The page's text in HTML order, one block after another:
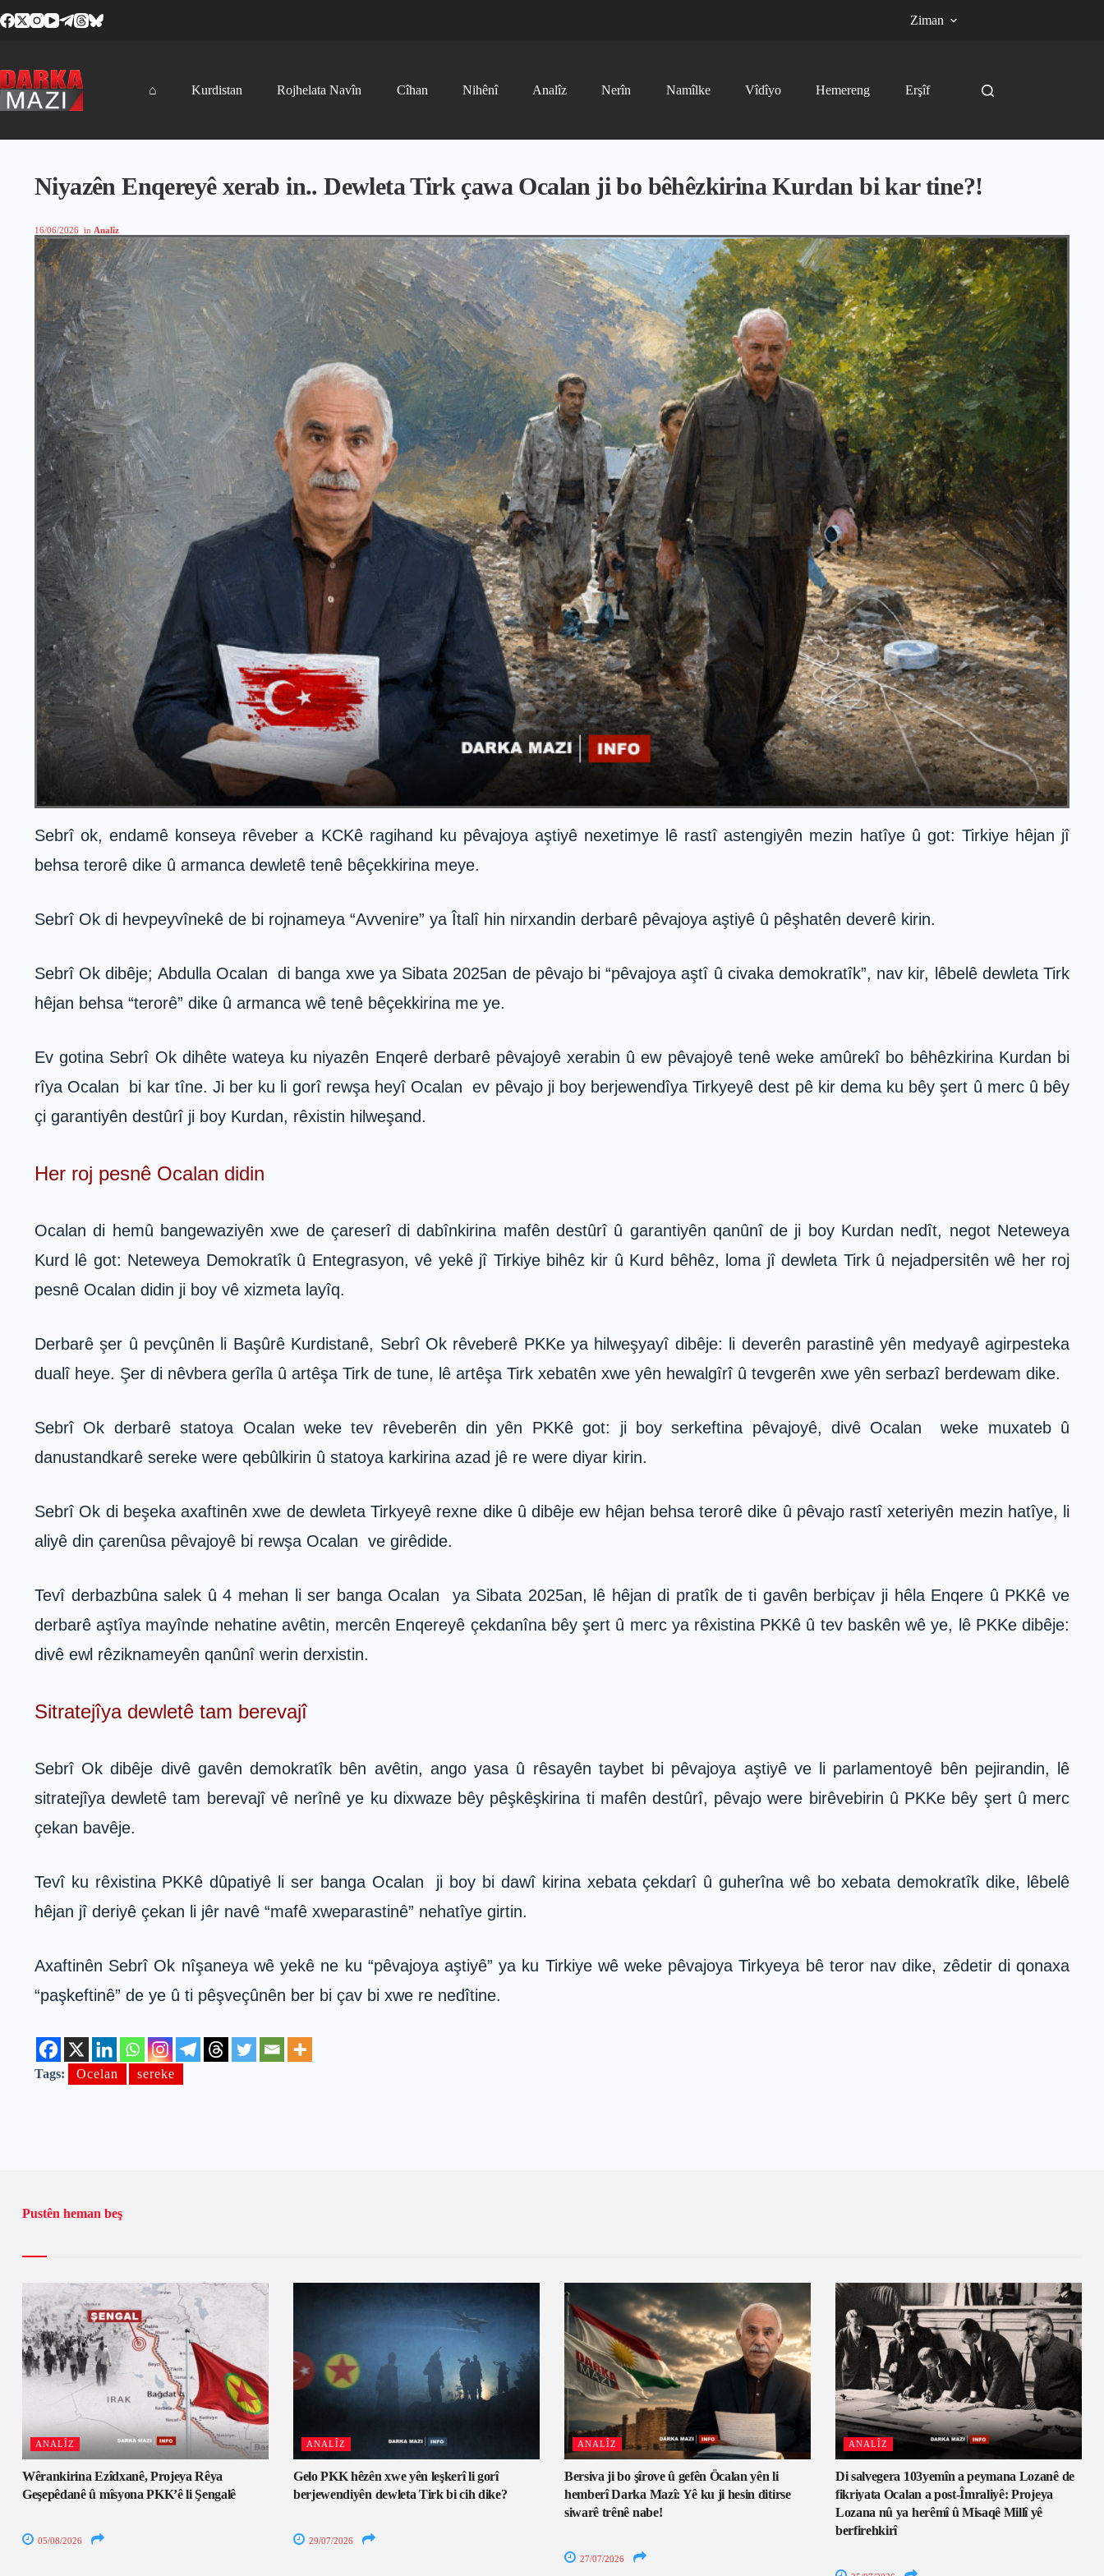
to
Ziman
⌂ Kurdistan Rojhelata Navîn Cîhan Nihênî Analîz Nerîn Namîlke Vîdîyo Hemereng Erşîf
Niyazên Enqereyê xerab in.. Dewleta Tirk çawa Ocalan ji bo bêhêzkirina Kurdan bi kar tine?!
16/06/2026 in Analîz
Sebrî ok, endamê konseya rêveber a KCKê ragihand ku pêvajoya aştiyê nexetimye lê rastî astengiyên mezin hatîye û got: Tirkiye hêjan jî
behsa terorê dike û armanca dewletê tenê bêçekkirina meye.
Sebrî Ok di hevpeyvînekê de bi rojnameya “Avvenire” ya Îtalî hin nirxandin derbarê pêvajoya aştiyê û pêşhatên deverê kirin.
Sebrî Ok dibêje; Abdulla Ocalan di banga xwe ya Sibata 2025an de pêvajo bi “pêvajoya aştî û civaka demokratîk”, nav kir, lêbelê dewleta Tirk
hêjan behsa “terorê” dike û armanca wê tenê bêçekkirina me ye.
Ev gotina Sebrî Ok dihête wateya ku niyazên Enqerê derbarê pêvajoyê xerabin û ew pêvajoyê tenê weke amûrekî bo bêhêzkirina Kurdan bi
rîya Ocalan bi kar tîne. Ji ber ku li gorî rewşa heyî Ocalan ev pêvajo ji boy berjewendîya Tirkyeyê dest pê kir dema ku bêy şert û merc û bêy
çi garantiyên destûrî ji boy Kurdan, rêxistin hilweşand.
Her roj pesnê Ocalan didin
Ocalan di hemû bangewaziyên xwe de çareserî di dabînkirina mafên destûrî û garantiyên qanûnî de ji boy Kurdan nedît, negot Neteweya
Kurd lê got: Neteweya Demokratîk û Entegrasyon, vê yekê jî Tirkiye bihêz kir û Kurd bêhêz, loma jî dewleta Tirk û nejadpersitên wê her roj
pesnê Ocalan didin ji boy vê xizmeta layîq.
Derbarê şer û pevçûnên li Başûrê Kurdistanê, Sebrî Ok rêveberê PKKe ya hilweşyayî dibêje: li deverên parastinê yên medyayê agirpesteka
dualî heye. Şer di nêvbera gerîla û artêşa Tirk de tune, lê artêşa Tirk xebatên xwe yên hewalgîrî û tevgerên xwe yên serbazî berdewam dike.
Sebrî Ok derbarê statoya Ocalan weke tev rêveberên din yên PKKê got: ji boy serkeftina pêvajoyê, divê Ocalan weke muxateb û
danustandkarê sereke were qebûlkirin û statoya karkirina azad jê re were diyar kirin.
Sebrî Ok di beşeka axaftinên xwe de dewleta Tirkyeyê rexne dike û dibêje ew hêjan behsa terorê dike û pêvajo rastî xeteriyên mezin hatîye, li
aliyê din çarenûsa pêvajoyê bi rewşa Ocalan ve girêdide.
Tevî derbazbûna salek û 4 mehan li ser banga Ocalan ya Sibata 2025an, lê hêjan di pratîk de ti gavên berbiçav ji hêla Enqere û PKKê ve
derbarê aştîya mayînde nehatine avêtin, mercên Enqereyê çekdanîna bêy şert û merc ya rêxistina PKKê û tev baskên wê ye, lê PKKe dibêje:
divê ewl rêziknameyên qanûnî werin derxistin.
Sitratejîya dewletê tam berevajî
Sebrî Ok dibêje divê gavên demokratîk bên avêtin, ango yasa û rêsayên taybet bi pêvajoya aştiyê ve li parlamentoyê bên pejirandin, lê
sitratejîya dewletê tam berevajî vê nerînê ye ku dixwaze bêy pêşkêşkirina ti mafên destûrî, pêvajo were birêvebirin û PKKe bêy şert û merc
çekan bavêje.
Tevî ku rêxistina PKKê dûpatiyê li ser banga Ocalan ji boy bi dawî kirina xebata çekdarî û guherîna wê bo xebata demokratîk dike, lêbelê
hêjan jî deriyê çekan li jêr navê “mafê xweparastinê” nehatîye girtin.
Axaftinên Sebrî Ok nîşaneya wê yekê ne ku “pêvajoya aştiyê” ya ku Tirkiye wê weke pêvajoya Tirkyeya bê teror nav dike, zêdetir di qonaxa
“paşkeftinê” de ye û ti pêşveçûnên ber bi çav bi xwe re nedîtine.
Tags: Ocelan sereke
Pustên heman beş
ANALÎZ
Wêrankirina Ezîdxanê, Projeya Rêya
Geşepêdanê û mîsyona PKK’ê li Şengalê
05/08/2026
ANALÎZ
Gelo PKK hêzên xwe yên leşkerî li gorî
berjewendiyên dewleta Tirk bi cih dike?
29/07/2026
ANALÎZ
Bersiva ji bo şîrove û gefên Öcalan yên li
hemberî Darka Mazî: Yê ku ji hesin ditirse
siwarê trênê nabe!
27/07/2026
ANALÎZ
Di salvegera 103yemîn a peymana Lozanê de
fikriyata Ocalan a post-Îmraliyê: Projeya
Lozana nû ya herêmî û Misaqê Millî yê
berfirehkirî